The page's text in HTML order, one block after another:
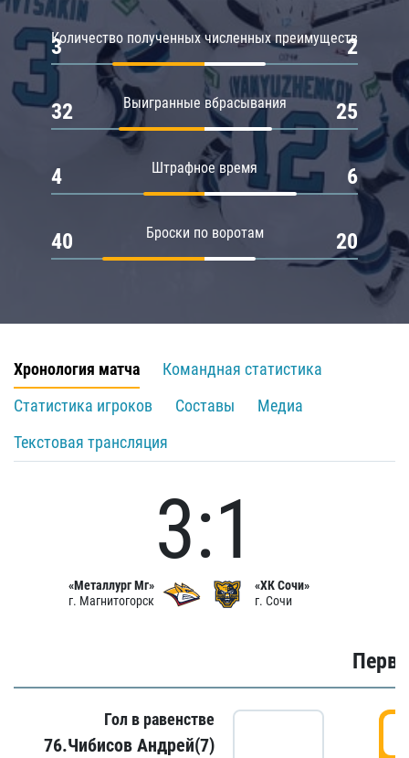
Количество полученных численных преимуществ
3 2
Выигранные вбрасывания
32 25
Штрафное время
4 6
Броски по воротам
40 20
Хронология матча
Командная статистика
Статистика игроков
Составы
Медиа
Текстовая трансляция
«Металлург Мг»
г. Магнитогорск
3:1
«ХК Сочи»
г. Сочи
Гол в равенстве
76.Чибисов Андрей(7)